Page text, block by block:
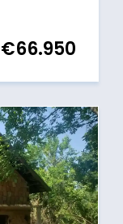
€66.950